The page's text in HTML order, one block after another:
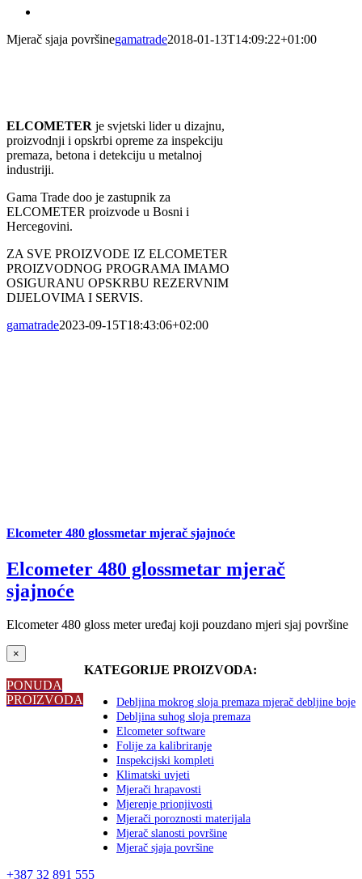
Mjerač sjaja površinegamatrade2018-01-13T14:09:22+01:00
ELCOMETER je svjetski lider u dizajnu,
proizvodnji i opskrbi opreme za inspekciju
premaza, betona i detekciju u metalnoj
industriji.
Gama Trade doo je zastupnik za
ELCOMETER proizvode u Bosni i
Hercegovini.
ZA SVE PROIZVODE IZ ELCOMETER
PROIZVODNOG PROGRAMA IMAMO
OSIGURANU OPSKRBU REZERVNIM
DIJELOVIMA I SERVIS.
gamatrade2023-09-15T18:43:06+02:00
Elcometer 480 glossmetar mjerač sjajnoće
Elcometer 480 glossmetar mjerač
sjajnoće
Elcometer 480 gloss meter uređaj koji pouzdano mjeri sjaj površine
KATEGORIJE PROIZVODA:
Debljina mokrog sloja premaza mjerač debljine boje
Debljina suhog sloja premaza
Elcometer software
Folije za kalibriranje
Inspekcijski kompleti
Klimatski uvjeti
Mjerači hrapavosti
Mjerenje prionjivosti
Mjerači poroznosti materijala
Mjerač slanosti površine
Mjerač sjaja površine
Close
product
quick
view
×
PONUDA
PROIZVODA
+387 32 891 555